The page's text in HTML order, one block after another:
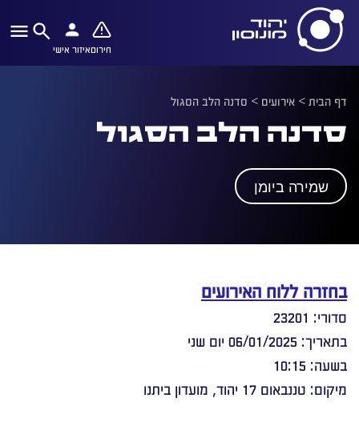
חירוםאיזור אישי
דף הבית> אירועים > סדנה הלב הסגול
סדנה הלב הסגול
שמירה ביומן
בחזרה ללוח האירועים
סדורי: 23201
בתאריך: 06/01/2025 יום שני
בשעה: 10:15
מיקום: טננבאום 17 יהוד, מועדון ביתנו